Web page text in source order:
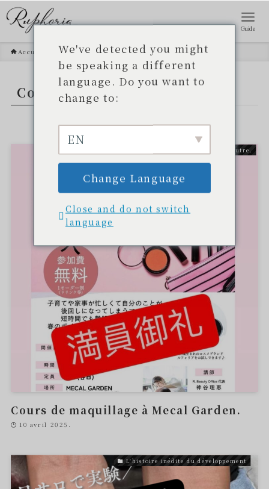
Guide
Accueil Cosmétique Okinawa
Cosmétique Okinawa
Autre.
Cours de maquillage à Mecal Garden.
10 avril 2025.
L'histoire inédite du développement
We've detected you might
be speaking a different
language. Do you want to
change to:
EN
Change Language
Close and do not switch
language